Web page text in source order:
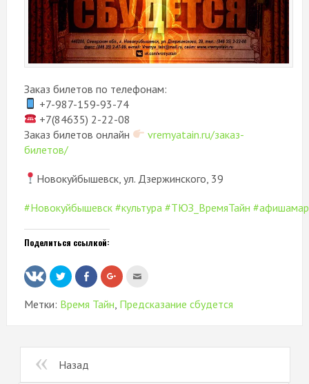
Заказ билетов по телефонам:
+7-987-159-93-74
+7(84635) 2-22-08
Заказ билетов онлайн
vremyatain.ru/заказ-
билетов/
Новокуйбышевск, ул. Дзержинского, 39
#Новокуйбышевск #культура #ТЮЗ_ВремяТайн
Поделиться ссылкой:
Нажмите,
чтобы
поделиться
Twitter
Нажмите
здесь,
чтобы
поделиться
контентом
новом
Нажмите,
чтобы
в
Google+
(Открывается
в
Метки: Время Тайн, Предсказание сбудется
Назад